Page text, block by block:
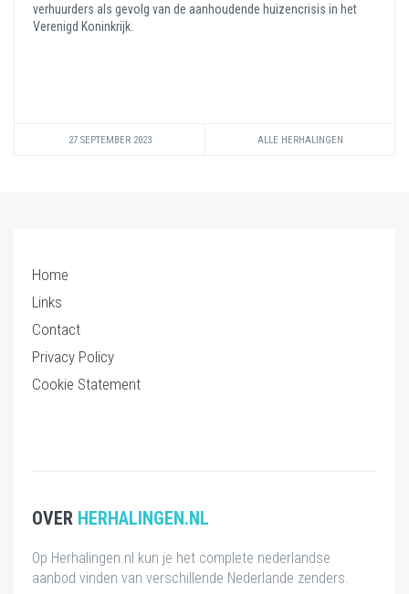
verhuurders als gevolg van de aanhoudende huizencrisis in het
Verenigd Koninkrijk.
27 SEPTEMBER 2023 ALLE HERHALINGEN
Home
Links
Contact
Privacy Policy
Cookie Statement
OVER HERHALINGEN.NL
Op Herhalingen.nl kun je het complete nederlandse
aanbod vinden van verschillende Nederlande zenders.